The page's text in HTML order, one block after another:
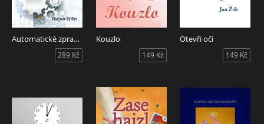
Automatické zpracování dat pomocí KNIME Analytics Platform
289 Kč
Kouzlo
149 Kč
Otevři oči
149 Kč